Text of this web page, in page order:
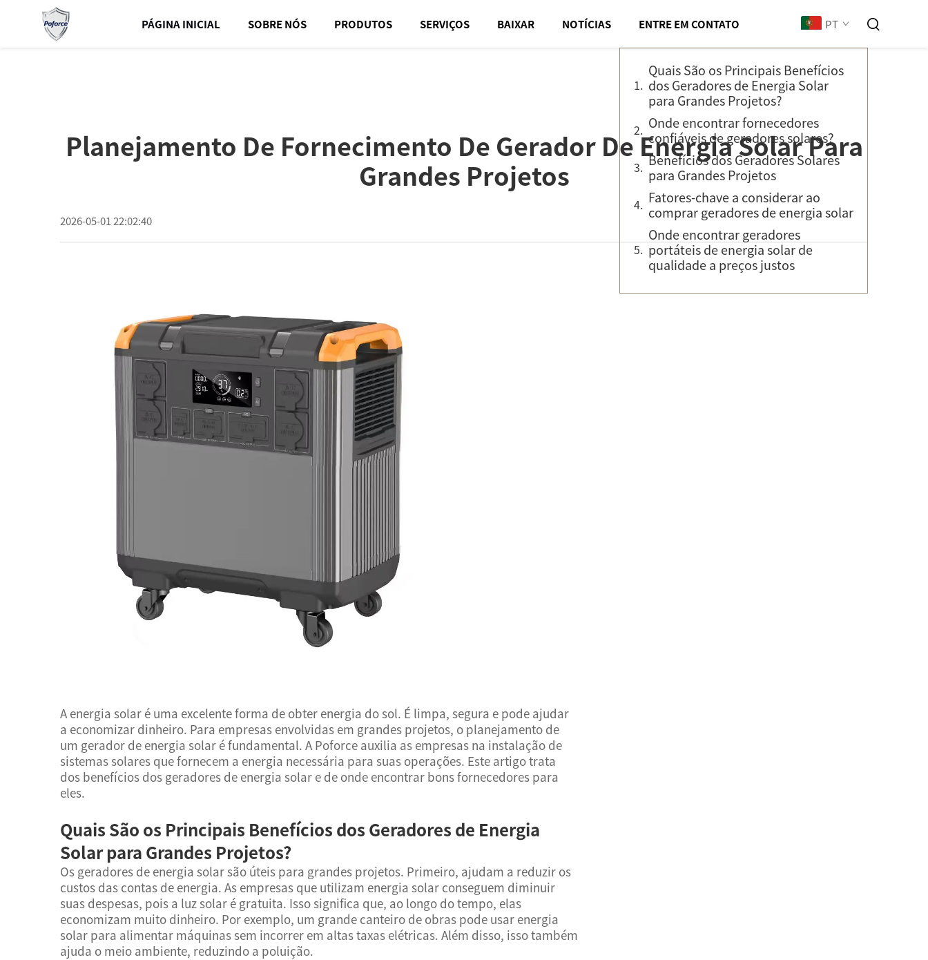
PÁGINA INICIAL SOBRE NÓS PRODUTOS SERVIÇOS BAIXAR NOTÍCIAS ENTRE EM CONTATO PT
Planejamento De Fornecimento De Gerador De Energia Solar Para
Grandes Projetos
2026-05-01 22:02:40
A energia solar é uma excelente forma de obter energia do sol. É limpa, segura e pode ajudar
a economizar dinheiro. Para empresas envolvidas em grandes projetos, o planejamento de
um gerador de energia solar é fundamental. A Poforce auxilia as empresas na instalação de
sistemas solares que fornecem a energia necessária para suas operações. Este artigo trata
dos benefícios dos geradores de energia solar e de onde encontrar bons fornecedores para
eles.
Quais São os Principais Benefícios dos Geradores de Energia
Solar para Grandes Projetos?
Os geradores de energia solar são úteis para grandes projetos. Primeiro, ajudam a reduzir os
custos das contas de energia. As empresas que utilizam energia solar conseguem diminuir
suas despesas, pois a luz solar é gratuita. Isso significa que, ao longo do tempo, elas
economizam muito dinheiro. Por exemplo, um grande canteiro de obras pode usar energia
solar para alimentar máquinas sem incorrer em altas taxas elétricas. Além disso, isso também
ajuda o meio ambiente, reduzindo a poluição.
Sumário
Quais São os Principais Benefícios
dos Geradores de Energia Solar
para Grandes Projetos?
Onde encontrar fornecedores
confiáveis de geradores solares?
Benefícios dos Geradores Solares
para Grandes Projetos
Fatores-chave a considerar ao
comprar geradores de energia solar
Onde encontrar geradores
portáteis de energia solar de
qualidade a preços justos